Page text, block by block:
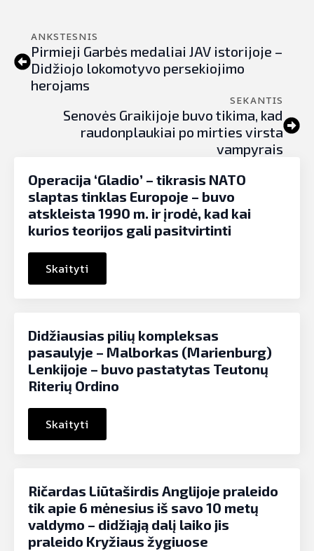
ANKSTESNIS
Pirmieji Garbės medaliai JAV istorijoje –
Didžiojo lokomotyvo persekiojimo
herojams
SEKANTIS
Senovės Graikijoje buvo tikima, kad
raudonplaukiai po mirties virsta
vampyrais
Operacija ‘Gladio’ – tikrasis NATO
slaptas tinklas Europoje – buvo
atskleista 1990 m. ir įrodė, kad kai
kurios teorijos gali pasitvirtinti
Skaityti
Didžiausias pilių kompleksas
pasaulyje – Malborkas (Marienburg)
Lenkijoje – buvo pastatytas Teutonų
Riterių Ordino
Skaityti
Ričardas Liūtaširdis Anglijoje praleido
tik apie 6 mėnesius iš savo 10 metų
valdymo – didžiąją dalį laiko jis
praleido Kryžiaus žygiuose